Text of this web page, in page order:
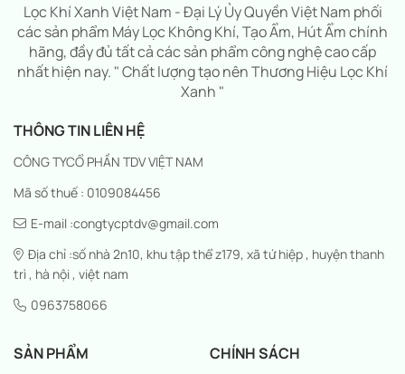
Lọc Khí Xanh Việt Nam - Đại Lý Ủy Quyền Việt Nam phối
các sản phẩm Máy Lọc Không Khí, Tạo Ẩm, Hút Ẩm chính
hãng, đầy đủ tất cả các sản phẩm công nghệ cao cấp
nhất hiện nay. " Chất lượng tạo nên Thương Hiệu Lọc Khí
Xanh "
THÔNG TIN LIÊN HỆ
CÔNG TYCỔ PHẦN TDV VIỆT NAM
Mã số thuế : 0109084456
E-mail :congtycptdv@gmail.com
Địa chỉ :số nhà 2n10, khu tập thể z179, xã tứ hiệp , huyện thanh
trì , hà nội , việt nam
0963758066
SẢN PHẨM CHÍNH SÁCH